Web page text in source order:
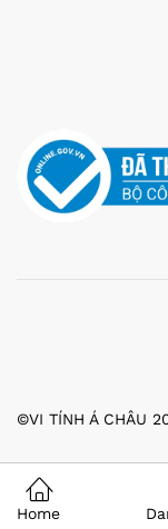
©VI TÍNH Á CHÂU
Home